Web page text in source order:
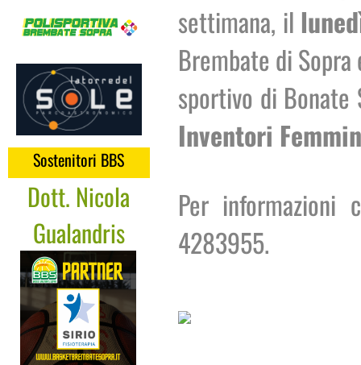
Sostenitori BBS
Dott. Nicola
Gualandris
settimana, il
Brembate di
sportivo di
Inventori
Per informazioni
4283955.